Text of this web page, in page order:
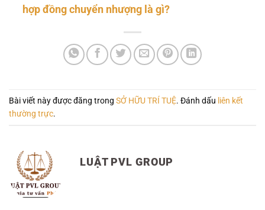
hợp đồng chuyển nhượng là gì?
Bài viết này được đăng trong SỞ HỮU TRÍ TUỆ. Đánh dấu liên kết
thường trực.
LUẬT PVL GROUP